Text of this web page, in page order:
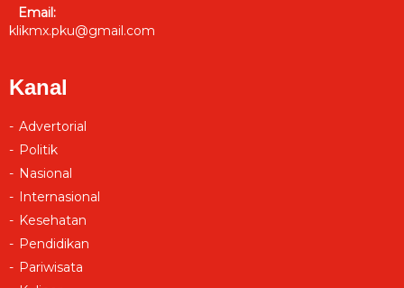
Email:
klikmx.pku@gmail.com
Kanal
Advertorial
Politik
Nasional
Internasional
Kesehatan
Pendidikan
Pariwisata